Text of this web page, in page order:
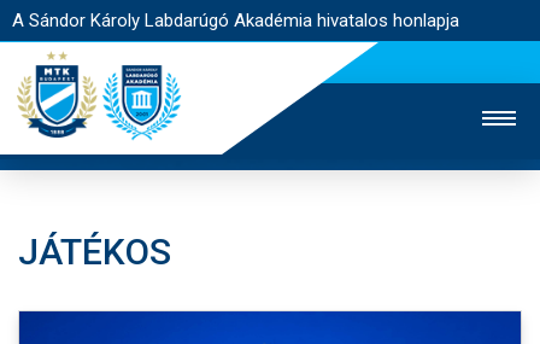
A Sándor Károly Labdarúgó Akadémia hivatalos honlapja
JÁTÉKOS